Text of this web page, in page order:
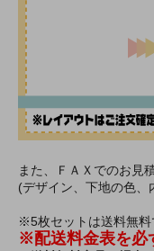
また、ＦＡＸでのお見
(デザイン、下地の色、
※5枚セットは送料無料
※配送料金表を必